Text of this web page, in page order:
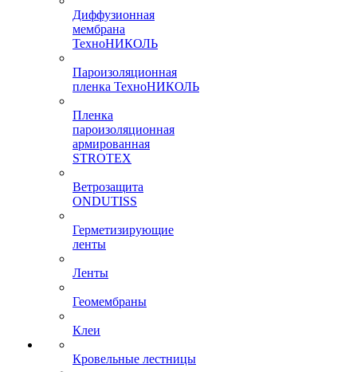
Диффузионная
мембрана
ТехноНИКОЛЬ
Пароизоляционная
пленка ТехноНИКОЛЬ
Пленка
пароизоляционная
армированная
STROTEX
Ветрозащита
ONDUTISS
Герметизирующие
ленты
Ленты
Геомембраны
Клеи
Кровельные лестницы